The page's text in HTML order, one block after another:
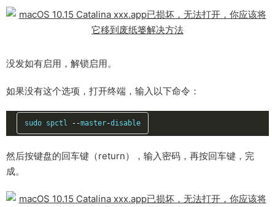
没发如有启用，解锁启用。
如果没有这个选项，打开终端，输入以下命令：
sudo spctl --master-disable
然后按键盘的回车键（return），输入密码，再按回车键，完
成。